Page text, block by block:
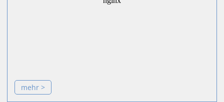
mehr >